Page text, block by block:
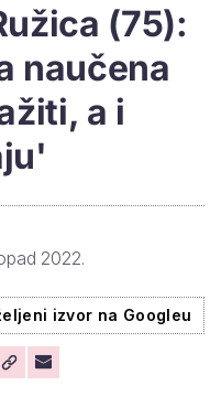
(75):
naučena
a i
2022.
izvor na Googleu